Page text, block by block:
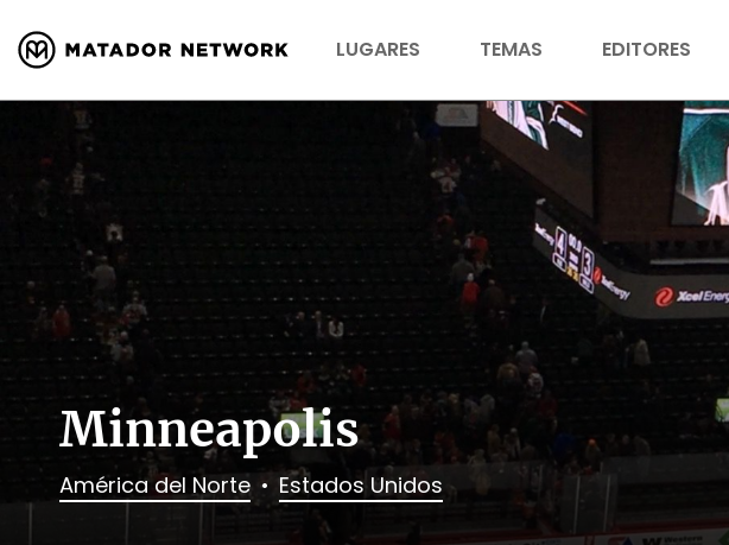
LUGARES TEMAS EDITORES
Minneapolis
América del Norte Estados Unidos